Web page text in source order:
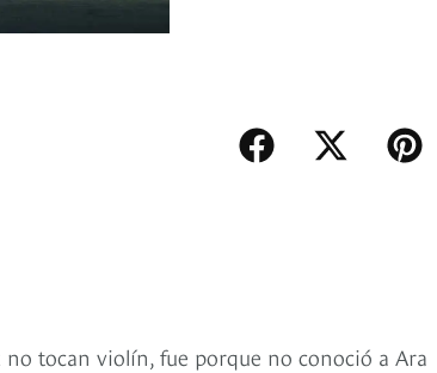
no tocan violín, fue porque no conoció a Ara